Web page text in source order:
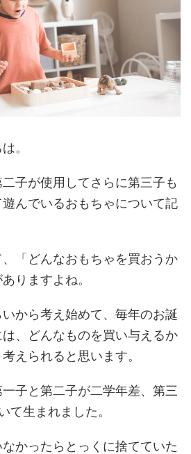
。
子が使用してさらに第三子も
んでいるおもちゃについて記
「どんなおもちゃを買おうか
りますよね。
から考え始めて、毎年のお誕
、どんなものを買い与えるか
えられると思います。
子と第二子が二学年差、第三
て生まれました。
かったらとっくに捨てていた